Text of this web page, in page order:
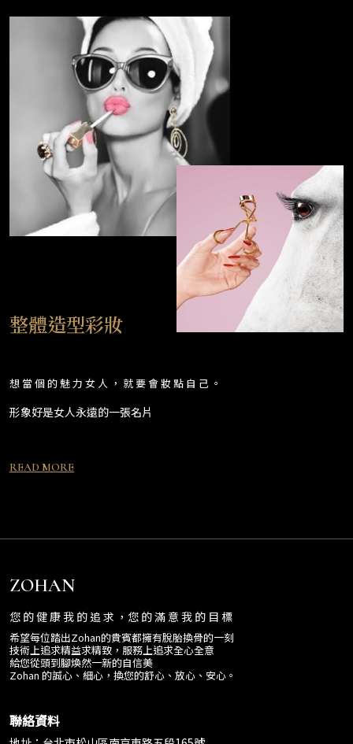
整體造型彩妝
想當個的魅力女人，就要會妝點自己。
形象好是女人永遠的一張名片
READ MORE
ZOHAN
您 的 健 康 我 的 追 求 ，您 的 滿 意 我 的 目 標
希望每位踏出Zohan的貴賓都擁有脫胎換骨的一刻
技術上追求精益求精致，服務上追求全心全意
給您從頭到腳煥然一新的自信美
Zohan 的誠心、細心，換您的舒心、放心、安心。
聯絡資料